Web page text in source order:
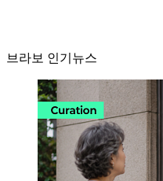
브라보 인기뉴스